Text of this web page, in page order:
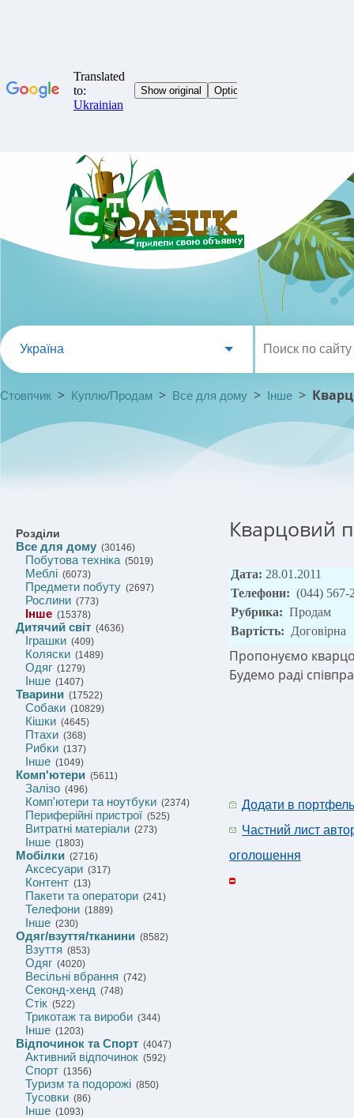
Україна
Стовпчик > Куплю/Продам > Все для дому > Інше >
Розділи
Все для дому (30146)
Побутова техніка(5019)
Меблі (6073)
Предмети побуту (2697)
Рослини (773)
Інше (15378)
Дитячий світ (4636)
Іграшки (409)
Коляски (1489)
Одяг (1279)
Інше (1407)
Тварини (17522)
Собаки (10829)
Кішки (4645)
Птахи (368)
Рибки (137)
Інше (1049)
Комп'ютери (5611)
Залізо (496)
Комп'ютери та ноутбуки (2374)
Периферійні пристрої (525)
Витратні матеріали (273)
Інше (1803)
Мобілки (2716)
Аксесуари (317)
Контент (13)
Пакети та оператори (241)
Телефони (1889)
Інше (230)
Одяг/взуття/тканини (8582)
Взуття (853)
Одяг (4020)
Весільні вбрання (742)
Секонд-хенд (748)
Стік (522)
Трикотаж та вироби (344)
Інше (1203)
Відпочинок та Спорт (4047)
Активний відпочинок (592)
Спорт (1356)
Туризм та подорожі (850)
Тусовки (86)
Інше (1093)
Кварцовий
Дата: 28.01.2011
Телефони: (044) 567-
Рубрика: Продам
Вартість: Договірна
Пропонуємо
Будемо раді
Додати в портфель
Частний лист
оголошення